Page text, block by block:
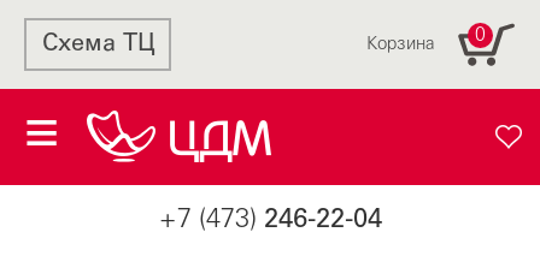
Схема ТЦ Корзина 0
+7 (473) 246-22-04